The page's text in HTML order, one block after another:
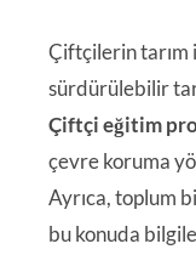
Çiftçilerin tarım
sürdürülebilir
Çiftçi eğitim
çevre koruma
Ayrıca, toplum
bu konuda